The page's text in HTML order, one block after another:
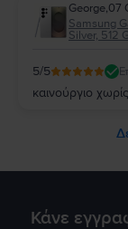
George,07
Samsung
Silver, 512
5/5
καινούργιο
Κάνε